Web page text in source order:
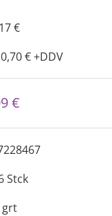
€
0,70 € +DDV
€
Stck
grt